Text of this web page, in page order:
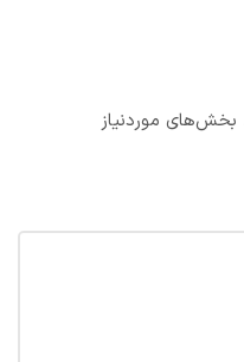
بخش‌های موردنیاز